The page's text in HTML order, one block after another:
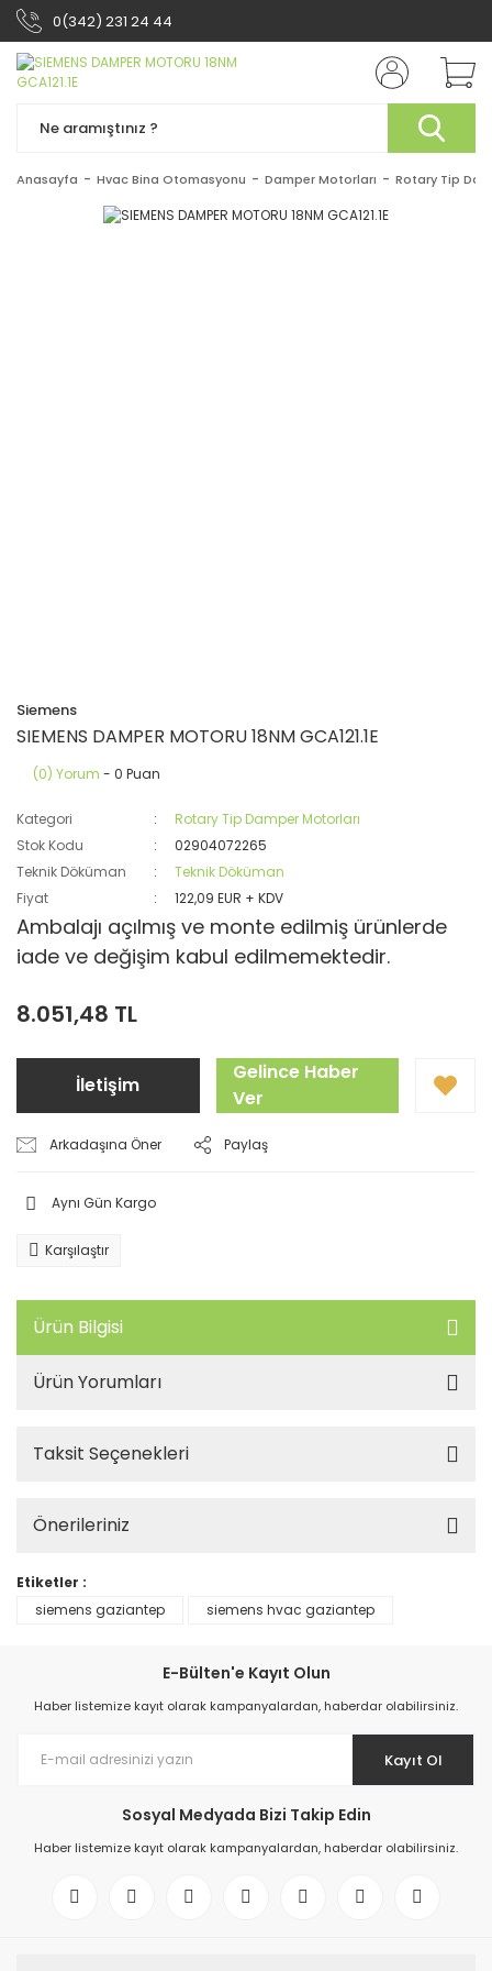
0(342) 231 24 44
Anasayfa Hvac Bina Otomasyonu Damper Motorları Rotary Tip
Siemens
SIEMENS DAMPER MOTORU 18NM GCA121.1E
(0) Yorum - 0 Puan
Kategori
Rotary Tip Damper Motorları
Stok Kodu
02904072265
Teknik Döküman
Teknik Döküman
Fiyat
122,09 EUR + KDV
Ambalajı açılmış ve monte edilmiş ürünlerde
iade ve değişim kabul edilmemektedir.
8.051,48 TL
İletişim
Gelince Haber
Ver
Arkadaşına Öner Paylaş
Aynı Gün Kargo
Karşılaştır
Ürün Bilgisi
Ürün Yorumları
Taksit Seçenekleri
Önerileriniz
Etiketler :
siemens gaziantep
siemens hvac gaziantep
E-Bülten'e Kayıt Olun
Haber listemize kayıt olarak kampanyalardan, haberdar olabilirsiniz.
Kayıt Ol
Sosyal Medyada Bizi Takip Edin
Haber listemize kayıt olarak kampanyalardan, haberdar olabilirsiniz.